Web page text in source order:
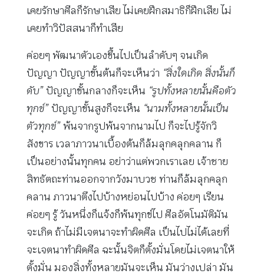
เคยรักษาศีลก็รักษาเสีย ไม่เคยฝึกสมาธิก็ฝึกเสีย ไม่
เคยทำวิปัสสนาก็ทำเสีย
ค่อยๆ พัฒนาตัวเองขึ้นไปเป็นลำดับๆ จนเกิด
ปัญญา ปัญญาขั้นต้นก็จะเห็นว่า “สิ่งใดเกิด สิ่งนั้นก็
ดับ” ปัญญาขั้นกลางก็จะเห็น “รูปทั้งหลายนั้นคือตัว
ทุกข์” ปัญญาขั้นสูงก็จะเห็น “นามทั้งหลายนั้นเป็น
ตัวทุกข์” พ้นจากรูปพ้นจากนามไป ก็จะไปรู้จักวิ
สังขาร เวลาภาวนาเบื้องต้นก็ล้มลุกคลุกคลาน ก็
เป็นอย่างนั้นทุกคน อย่าว่าแต่พวกเราเลย เจ้าชาย
สิทธัตถะท่านออกจากวังมาบวช ท่านก็ล้มลุกคลุก
คลาน ภาวนาตึงไปบ้างหย่อนไปบ้าง ค่อยๆ เรียน
ค่อยๆ รู้ วันหนึ่งก็แจ้งก็พ้นทุกข์ไป ศีลอัตโนมัติมัน
จะเกิด ถ้าไม่มีเจตนาจะทำผิดศีล เป็นไปไม่ได้เลยที่
จะเจตนาทำผิดศีล ฉะนั้นจิตก็ตั้งมั่นโดยไม่เจตนาให้
ตั้งมั่น มองสิ่งทั้งหลายมันจะเห็น มันว่างเปล่า มัน